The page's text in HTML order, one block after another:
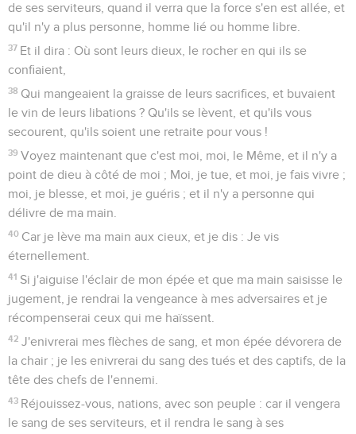
de ses serviteurs, quand il verra que la force s'en est allée, et
qu'il n'y a plus personne, homme lié ou homme libre.
37 Et il dira : Où sont leurs dieux, le rocher en qui ils se
confiaient,
38 Qui mangeaient la graisse de leurs sacrifices, et buvaient
le vin de leurs libations ? Qu'ils se lèvent, et qu'ils vous
secourent, qu'ils soient une retraite pour vous !
39 Voyez maintenant que c'est moi, moi, le Même, et il n'y a
point de dieu à côté de moi ; Moi, je tue, et moi, je fais vivre ;
moi, je blesse, et moi, je guéris ; et il n'y a personne qui
délivre de ma main.
40 Car je lève ma main aux cieux, et je dis : Je vis
éternellement.
41 Si j'aiguise l'éclair de mon épée et que ma main saisisse le
jugement, je rendrai la vengeance à mes adversaires et je
récompenserai ceux qui me haïssent.
42 J'enivrerai mes flèches de sang, et mon épée dévorera de
la chair ; je les enivrerai du sang des tués et des captifs, de la
tête des chefs de l'ennemi.
43 Réjouissez-vous, nations, avec son peuple : car il vengera
le sang de ses serviteurs, et il rendra le sang à ses